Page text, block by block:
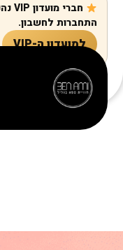
התחברות לחשבון.
למועדון ה-VIP